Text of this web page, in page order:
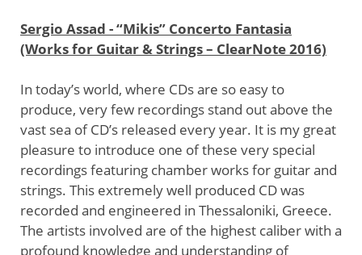
Sergio Assad - “Mikis” Concerto Fantasia
(Works for Guitar & Strings – ClearNote 2016)
In today’s world, where CDs are so easy to
produce, very few recordings stand out above the
vast sea of CD’s released every year. It is my great
pleasure to introduce one of these very special
recordings featuring chamber works for guitar and
strings. This extremely well produced CD was
recorded and engineered in Thessaloniki, Greece.
The artists involved are of the highest caliber with a
profound knowledge and understanding of